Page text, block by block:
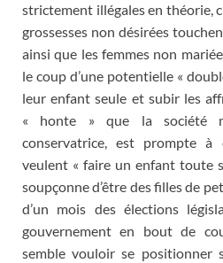
strictement illégales en théorie,
grossesses non désirées
ainsi que les femmes non
le coup d’une potentielle «
leur enfant seule et subir les
« honte » que la société
conservatrice, est prompte à
veulent « faire un enfant toute
soupçonne d’être des filles de
d’un mois des élections
gouvernement en bout de
semble vouloir se positionner